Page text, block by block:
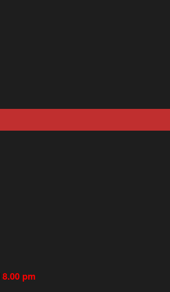
8.00 pm